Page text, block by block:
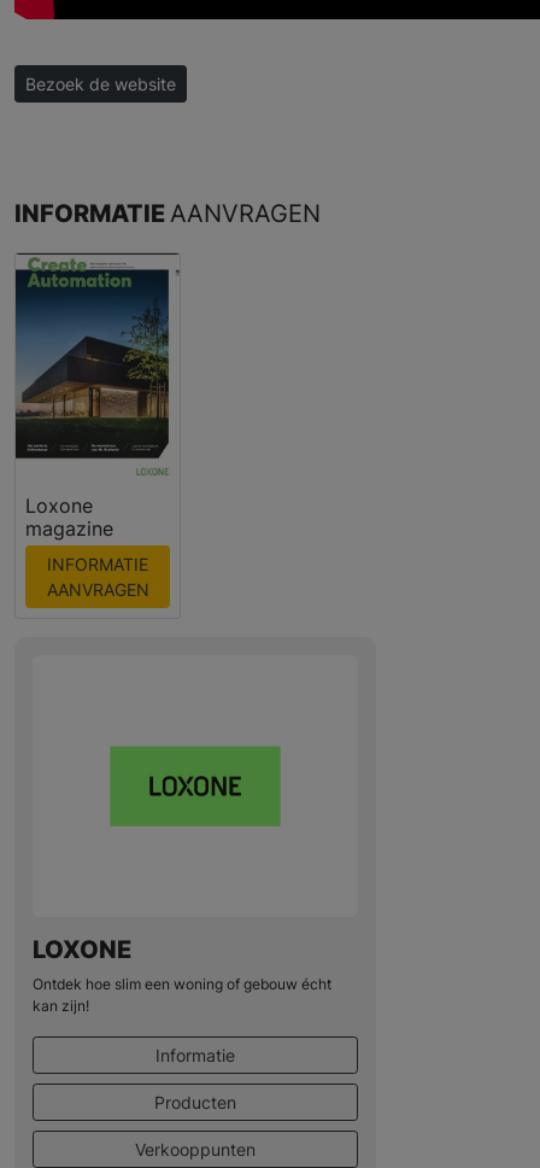
Bezoek de website
INFORMATIEAANVRAGEN
Loxone
magazine
INFORMATIE
AANVRAGEN
LOXONE
Ontdek hoe slim een woning of gebouw écht
kan zijn!
Informatie
Producten
Verkooppunten